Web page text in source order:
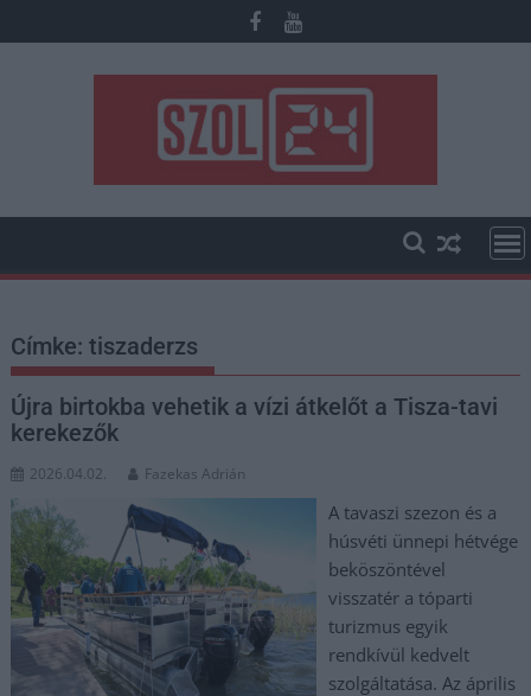
to
Címke:tiszaderzs
Újra birtokba vehetik a vízi átkelőt a Tisza-tavi
kerekezők
2026.04.02. Fazekas Adrián
A tavaszi szezon és a
húsvéti ünnepi hétvége
beköszöntével
visszatér a tóparti
turizmus egyik
rendkívül kedvelt
szolgáltatása. Az április